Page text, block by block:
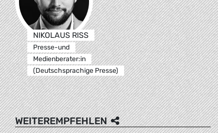
NIKOLAUS RISS
Presse-und
Medienberater:in
(Deutschsprachige Presse)
WEITEREMPFEHLEN